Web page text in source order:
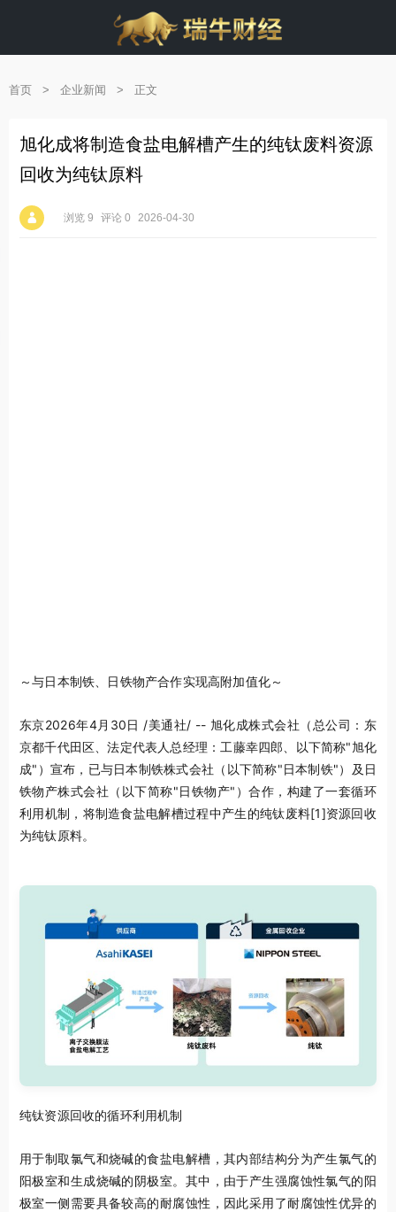
首页 > 企业新闻 > 正文
旭化成将制造食盐电解槽产生的纯钛废料资源
回收为纯钛原料
浏览 9 评论 0 2026-04-30
～与日本制铁、日铁物产合作实现高附加值化～
东京2026年4月30日 /美通社/ -- 旭化成株式会社（总公司：东
京都千代田区、法定代表人总经理：工藤幸四郎、以下简称"旭化
成"）宣布，已与日本制铁株式会社（以下简称"日本制铁"）及日
铁物产株式会社（以下简称"日铁物产"）合作，构建了一套循环
利用机制，将制造食盐电解槽过程中产生的纯钛废料[1]资源回收
为纯钛原料。
纯钛资源回收的循环利用机制
用于制取氯气和烧碱的食盐电解槽，其内部结构分为产生氯气的
阳极室和生成烧碱的阴极室。其中，由于产生强腐蚀性氯气的阳
极室一侧需要具备较高的耐腐蚀性，因此采用了耐腐蚀性优异的